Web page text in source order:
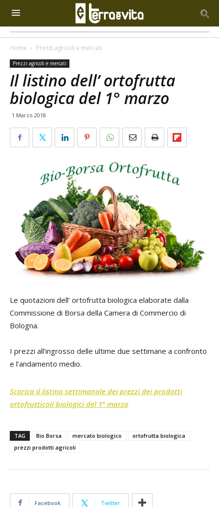
Home Prezzi agricoli e mercati
Prezzi agricoli e mercati
Il listino dell’ ortofrutta
biologica del 1° marzo
1 Marzo 2018
Le quotazioni dell’ ortofrutta biologica elaborate dalla
Commissione di Borsa della Camera di Commercio di
Bologna.
I prezzi all'ingrosso delle ultime due settimane a confronto
e l’andamento medio.
Scarica il listino settimanale dei prezzi dei prodotti
ortofrutticoli biologici del 1° marzo
TAG Bio Borsa mercato biologico
ortofrutta biologica
prezzi prodotti agricoli
Facebook Twitter